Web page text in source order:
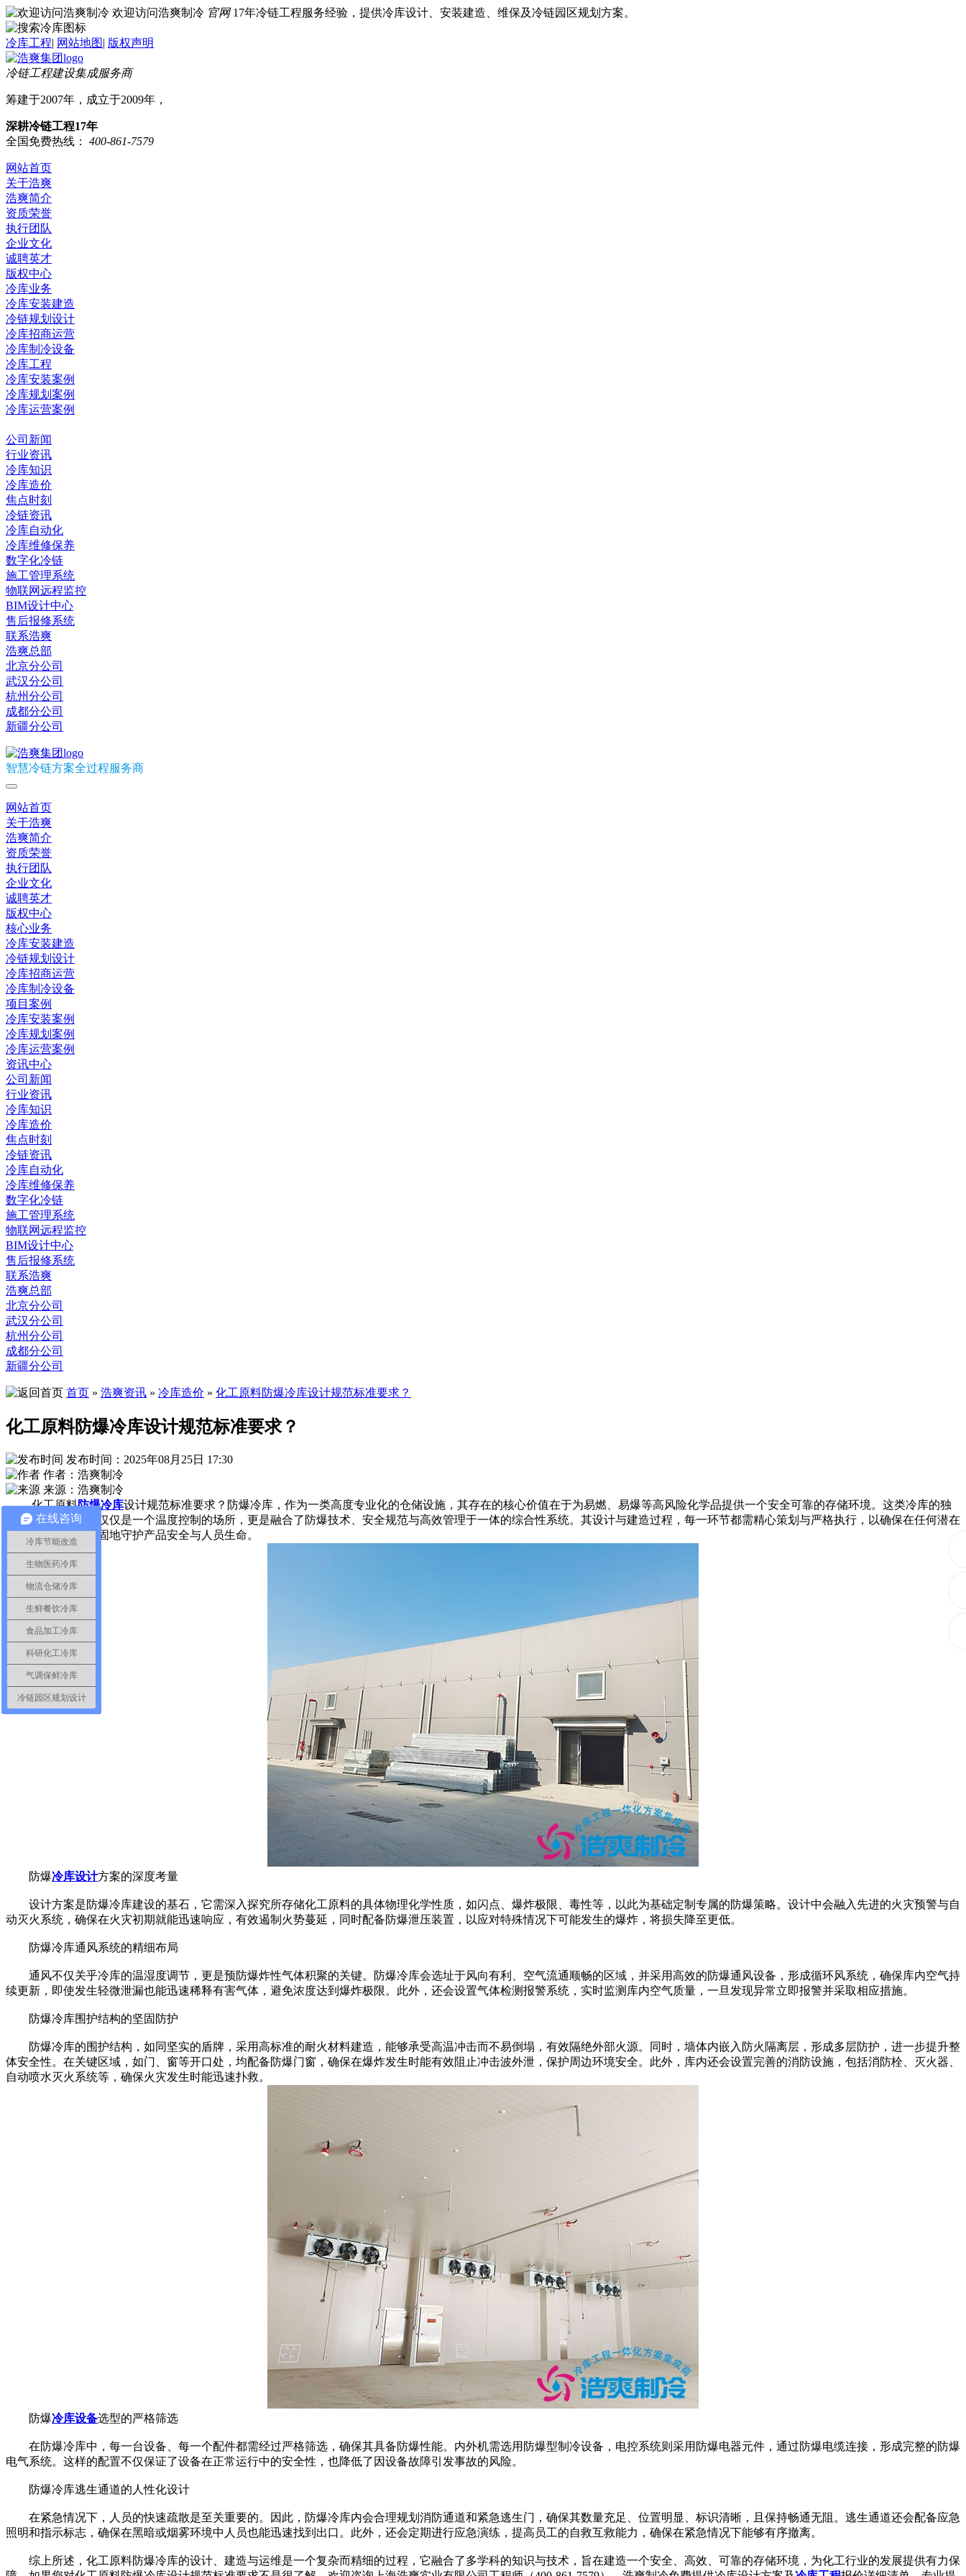
欢迎访问浩爽制冷 官网 17年冷链工程服务经验，提供冷库设计、安装建造、维保及冷链园区规划方案。
冷库工程| 网站地图| 版权声明
冷链工程建设集成服务商
筹建于2007年，成立于2009年，
深耕冷链工程17年
全国免费热线：
400-861-7579
网站首页
关于浩爽
浩爽简介
资质荣誉
执行团队
企业文化
诚聘英才
版权中心
冷库业务
冷库安装建造
冷链规划设计
冷库招商运营
冷库制冷设备
冷库工程
冷库安装案例
冷库规划案例
冷库运营案例
公司新闻
行业资讯
冷库知识
冷库造价
焦点时刻
冷链资讯
冷库自动化
冷库维修保养
数字化冷链
施工管理系统
物联网远程监控
BIM设计中心
售后报修系统
联系浩爽
浩爽总部
北京分公司
武汉分公司
杭州分公司
成都分公司
新疆分公司
智慧冷链方案全过程服务商
网站首页
关于浩爽
浩爽简介
资质荣誉
执行团队
企业文化
诚聘英才
版权中心
核心业务
冷库安装建造
冷链规划设计
冷库招商运营
冷库制冷设备
项目案例
冷库安装案例
冷库规划案例
冷库运营案例
资讯中心
公司新闻
行业资讯
冷库知识
冷库造价
焦点时刻
冷链资讯
冷库自动化
冷库维修保养
数字化冷链
施工管理系统
物联网远程监控
BIM设计中心
售后报修系统
联系浩爽
浩爽总部
北京分公司
武汉分公司
杭州分公司
成都分公司
新疆分公司
首页 » 浩爽资讯 » 冷库造价 » 化工原料防爆冷库设计规范标准要求？
化工原料防爆冷库设计规范标准要求？
发布时间：2025年08月25日 17:30
作者：浩爽制冷
来源：浩爽制冷
化工原料防爆冷库设计规范标准要求？防爆冷库，作为一类高度专业化的仓储设施，其存在的核心价值在于为易燃、易爆等高风险化学品提供一个安全可靠的存储环境。这类冷库的独
特之处在于，它不仅仅是一个温度控制的场所，更是融合了防爆技术、安全规范与高效管理于一体的综合性系统。其设计与建造过程，每一环节都需精心策划与严格执行，以确保在任何潜在
危险面前，都能稳固地守护产品安全与人员生命。
防爆冷库设计方案的深度考量
设计方案是防爆冷库建设的基石，它需深入探究所存储化工原料的具体物理化学性质，如闪点、爆炸极限、毒性等，以此为基础定制专属的防爆策略。设计中会融入先进的火灾预警与自
动灭火系统，确保在火灾初期就能迅速响应，有效遏制火势蔓延，同时配备防爆泄压装置，以应对特殊情况下可能发生的爆炸，将损失降至更低。
防爆冷库通风系统的精细布局
通风不仅关乎冷库的温湿度调节，更是预防爆炸性气体积聚的关键。防爆冷库会选址于风向有利、空气流通顺畅的区域，并采用高效的防爆通风设备，形成循环风系统，确保库内空气持
续更新，即使发生轻微泄漏也能迅速稀释有害气体，避免浓度达到爆炸极限。此外，还会设置气体检测报警系统，实时监测库内空气质量，一旦发现异常立即报警并采取相应措施。
防爆冷库围护结构的坚固防护
防爆冷库的围护结构，如同坚实的盾牌，采用高标准的耐火材料建造，能够承受高温冲击而不易倒塌，有效隔绝外部火源。同时，墙体内嵌入防火隔离层，形成多层防护，进一步提升整
体安全性。在关键区域，如门、窗等开口处，均配备防爆门窗，确保在爆炸发生时能有效阻止冲击波外泄，保护周边环境安全。此外，库内还会设置完善的消防设施，包括消防栓、灭火器、
自动喷水灭火系统等，确保火灾发生时能迅速扑救。
防爆冷库设备选型的严格筛选
在防爆冷库中，每一台设备、每一个配件都需经过严格筛选，确保其具备防爆性能。内外机需选用防爆型制冷设备，电控系统则采用防爆电器元件，通过防爆电缆连接，形成完整的防爆
电气系统。这样的配置不仅保证了设备在正常运行中的安全性，也降低了因设备故障引发事故的风险。
防爆冷库逃生通道的人性化设计
在紧急情况下，人员的快速疏散是至关重要的。因此，防爆冷库内会合理规划消防通道和紧急逃生门，确保其数量充足、位置明显、标识清晰，且保持畅通无阻。逃生通道还会配备应急
照明和指示标志，确保在黑暗或烟雾环境中人员也能迅速找到出口。此外，还会定期进行应急演练，提高员工的自救互救能力，确保在紧急情况下能够有序撤离。
综上所述，化工原料防爆冷库的设计、建造与运维是一个复杂而精细的过程，它融合了多学科的知识与技术，旨在建造一个安全、高效、可靠的存储环境，为化工行业的发展提供有力保
在线咨询
冷库节能改造
生物医药冷库
物流仓储冷库
生鲜餐饮冷库
食品加工冷库
科研化工冷库
气调保鲜冷库
冷链园区规划设计